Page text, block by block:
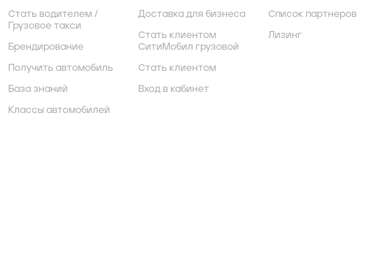
Стать водителем /
Грузовое такси
Брендирование
Получить автомобиль
База знаний
Классы автомобилей
Доставка для бизнеса
Стать клиентом
СитиМобил грузовой
Стать клиентом
Вход в кабинет
Список партнеров
Лизинг